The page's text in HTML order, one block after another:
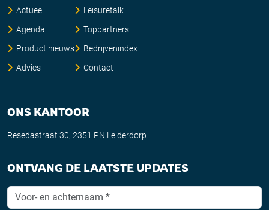
Actueel
Agenda
Product nieuws
Advies
Leisuretalk
Toppartners
Bedrijvenindex
Contact
ONS KANTOOR
Resedastraat 30, 2351 PN Leiderdorp
ONTVANG DE LAATSTE UPDATES